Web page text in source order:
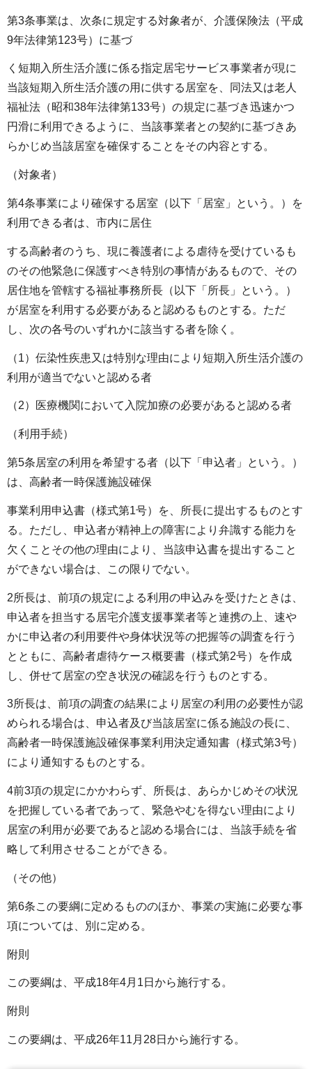
第3条事業は、次条に規定する対象者が、介護保険法（平成
9年法律第123号）に基づ
く短期入所生活介護に係る指定居宅サービス事業者が現に
当該短期入所生活介護の用に供する居室を、同法又は老人
福祉法（昭和38年法律第133号）の規定に基づき迅速かつ
円滑に利用できるように、当該事業者との契約に基づきあ
らかじめ当該居室を確保することをその内容とする。
（対象者）
第4条事業により確保する居室（以下「居室」という。）を
利用できる者は、市内に居住
する高齢者のうち、現に養護者による虐待を受けているも
のその他緊急に保護すべき特別の事情があるもので、その
居住地を管轄する福祉事務所長（以下「所長」という。）
が居室を利用する必要があると認めるものとする。ただ
し、次の各号のいずれかに該当する者を除く。
（1）伝染性疾患又は特別な理由により短期入所生活介護の
利用が適当でないと認める者
（2）医療機関において入院加療の必要があると認める者
（利用手続）
第5条居室の利用を希望する者（以下「申込者」という。）
は、高齢者一時保護施設確保
事業利用申込書（様式第1号）を、所長に提出するものとす
る。ただし、申込者が精神上の障害により弁識する能力を
欠くことその他の理由により、当該申込書を提出すること
ができない場合は、この限りでない。
2所長は、前項の規定による利用の申込みを受けたときは、
申込者を担当する居宅介護支援事業者等と連携の上、速や
かに申込者の利用要件や身体状況等の把握等の調査を行う
とともに、高齢者虐待ケース概要書（様式第2号）を作成
し、併せて居室の空き状況の確認を行うものとする。
3所長は、前項の調査の結果により居室の利用の必要性が認
められる場合は、申込者及び当該居室に係る施設の長に、
高齢者一時保護施設確保事業利用決定通知書（様式第3号）
により通知するものとする。
4前3項の規定にかかわらず、所長は、あらかじめその状況
を把握している者であって、緊急やむを得ない理由により
居室の利用が必要であると認める場合には、当該手続を省
略して利用させることができる。
（その他）
第6条この要綱に定めるもののほか、事業の実施に必要な事
項については、別に定める。
附則
この要綱は、平成18年4月1日から施行する。
附則
この要綱は、平成26年11月28日から施行する。